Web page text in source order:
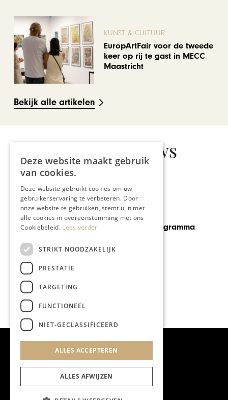
KUNST & CULTUUR
EuropArtFair voor de tweede
keer op rij te gast in MECC
Maastricht
Bekijk alle artikelen
Gerelateerd nieuws
GASTRONOMIE
Nieuw RTL4 Programma
Deze website maakt gebruik
van cookies.
Deze website gebruikt cookies om uw
gebruikerservaring te verbeteren. Door
onze website te gebruiken, stemt u in met
alle cookies in overeenstemming met ons
Cookiebeleid. Lees verder
STRIKT NOODZAKELIJK
PRESTATIE
TARGETING
FUNCTIONEEL
NIET-GECLASSIFICEERD
ALLES ACCEPTEREN
ALLES AFWIJZEN